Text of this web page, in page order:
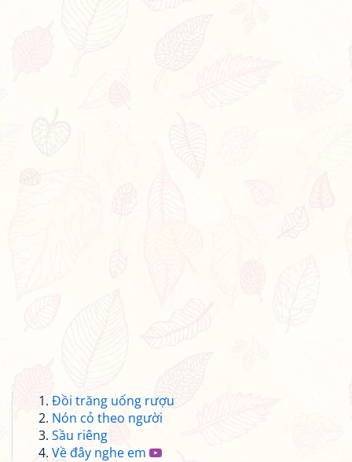
Đồi trăng uống rượu
Nón cỏ theo người
Sầu riêng
Về đây nghe em